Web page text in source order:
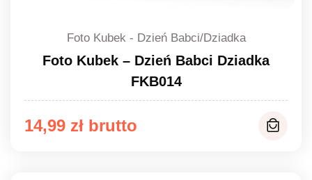
Foto Kubek - Dzień Babci/Dziadka
Foto Kubek – Dzień Babci Dziadka
FKB014
14,99 zł